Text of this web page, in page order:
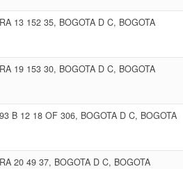
13 152 35, BOGOTA D C, BOGOTA
19 153 30, BOGOTA D C, BOGOTA
B 12 18 OF 306, BOGOTA D C, BOGOTA
20 49 37, BOGOTA D C, BOGOTA